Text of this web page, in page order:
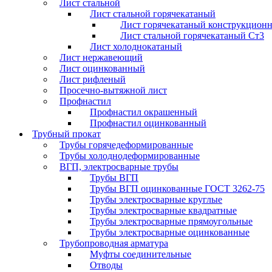
Лист стальной
Лист стальной горячекатаный
Лист горячекатаный
Лист стальной горячекатаный Ст3
Лист холоднокатаный
Лист нержавеющий
Лист оцинкованный
Лист рифленый
Просечно-вытяжной лист
Профнастил
Профнастил окрашенный
Профнастил оцинкованный
Трубный прокат
Трубы горячедеформированные
Трубы холоднодеформированные
ВГП, электросварные трубы
Трубы ВГП
Трубы ВГП оцинкованные ГОСТ 3262-75
Трубы электросварные круглые
Трубы электросварные квадратные
Трубы электросварные прямоугольные
Трубы электросварные оцинкованные
Трубопроводная арматура
Муфты соединительные
Отводы